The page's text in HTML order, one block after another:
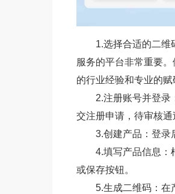
1.选择合适的二维
服务的平台非常重要
的行业经验和专业的赋
2.注册账号并登录
交注册申请，待审核通
3.创建产品：登录
4.填写产品信息：
或保存按钮。
5.生成二维码：在